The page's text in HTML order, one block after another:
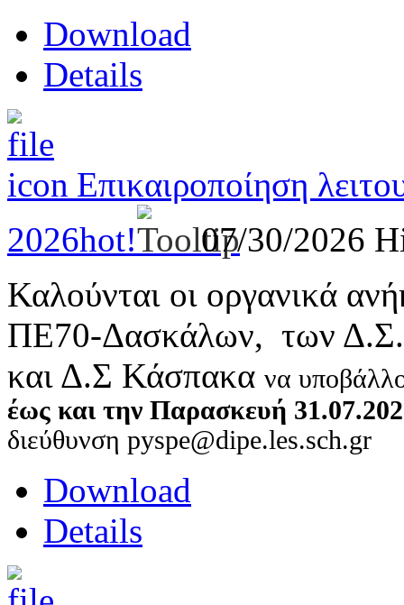
Download
Details
Επικαιροποίηση
2026hot! 07/30/2026
Καλούνται οι οργανικά
ΠΕ70-Δασκάλων, των Δ.Σ.
και Δ.Σ Κάσπακα να
έως και την Παρασκευή
διεύθυνση pyspe@dipe.les.sch.gr
Download
Details